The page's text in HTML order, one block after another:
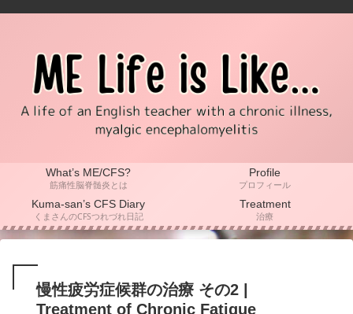
What’s ME/CFS?
筋痛性脳脊髄炎とは
Profile
プロフィール
Kuma-san’s CFS Diary
くまさんのCFSつれづれ日記
Treatment
治療
慢性疲労症候群の治療 その2 |
Treatment of Chronic Fatigue